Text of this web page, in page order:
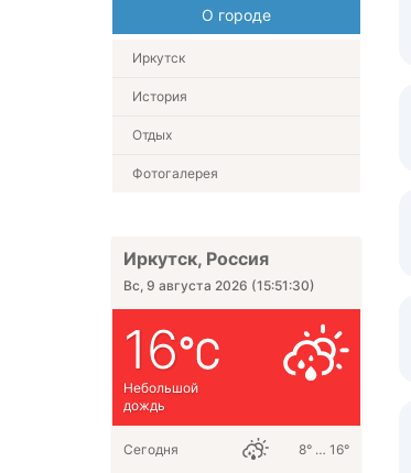
О городе
Иркутск
История
Отдых
Фотогалерея
Иркутск, Россия
Вс, 9 августа 2026 (15:51:30)
16
Небольшой
дождь
Сегодня 8° … 16°